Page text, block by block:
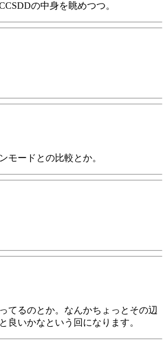
の中身を眺めつつ。
モードとの比較とか。
てるのとか。なんかちょっとその辺
良いかなという回になります。